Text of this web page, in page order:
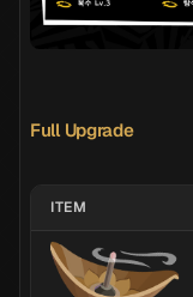
Full Upgrade
ITEM